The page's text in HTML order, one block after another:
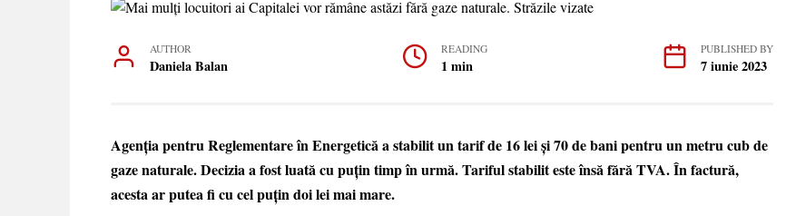
AUTHOR
Daniela Balan
READING
1 min
PUBLISHED BY
7 iunie 2023
Agenția pentru Reglementare în Energetică a stabilit un tarif de 16 lei și 70 de bani pentru un metru cub de
gaze naturale. Decizia a fost luată cu puțin timp în urmă. Tariful stabilit este însă fără TVA. În factură,
acesta ar putea fi cu cel puțin doi lei mai mare.